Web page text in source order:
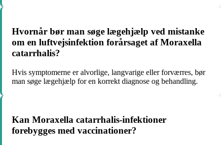
Hvornår bør man søge lægehjælp ved mistanke
om en luftvejsinfektion forårsaget af Moraxella
catarrhalis?
Hvis symptomerne er alvorlige, langvarige eller forværres, bør
man søge lægehjælp for en korrekt diagnose og behandling.
Kan Moraxella catarrhalis-infektioner
forebygges med vaccinationer?